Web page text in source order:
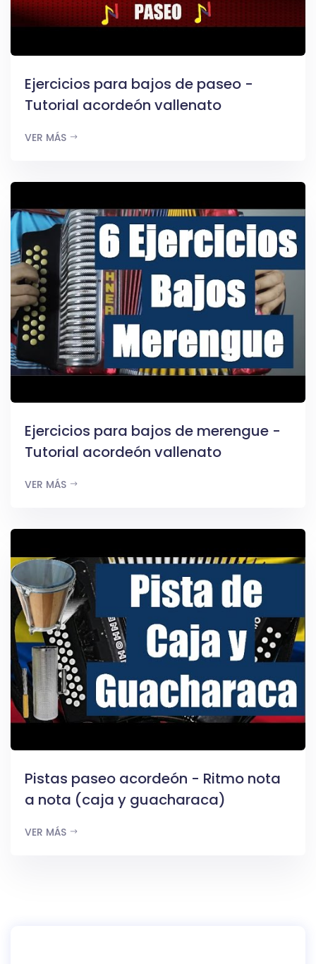
Ejercicios para bajos de paseo -
Tutorial acordeón vallenato
VER MÁS
Ejercicios para bajos de merengue -
Tutorial acordeón vallenato
VER MÁS
Pistas paseo acordeón - Ritmo nota
a nota (caja y guacharaca)
VER MÁS